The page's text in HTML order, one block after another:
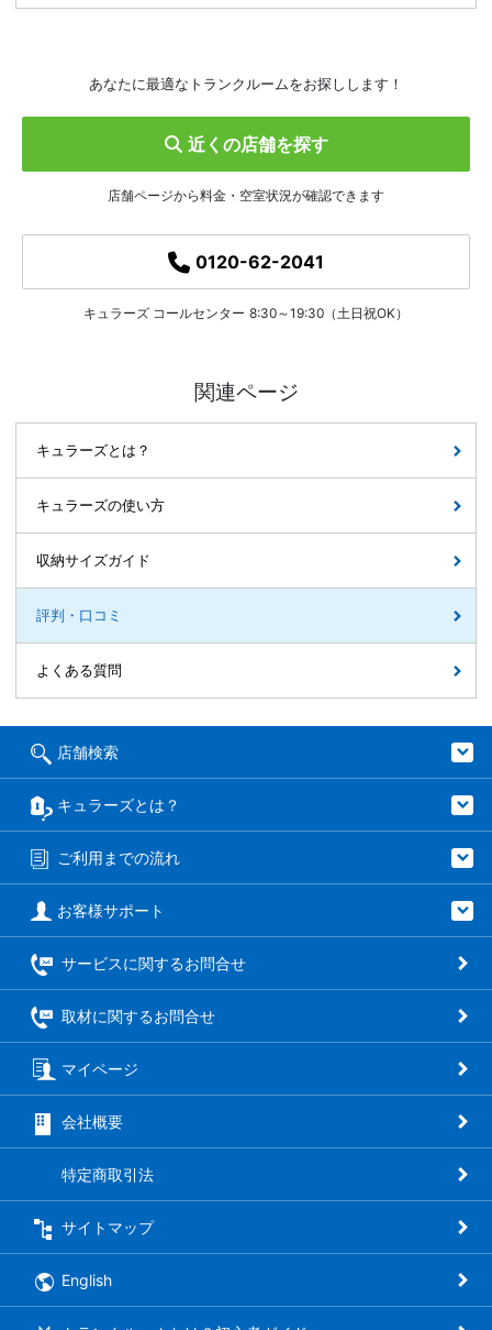
あなたに最適なトランクルームをお探しします！
近くの店舗を探す
店舗ページから料金・空室状況が確認できます
0120-62-2041
キュラーズ コールセンター 8:30～19:30（土日祝OK）
関連ページ
キュラーズとは？
キュラーズの使い方
収納サイズガイド
評判・口コミ
よくある質問
店舗検索
キュラーズとは？
ご利用までの流れ
お客様サポート
サービスに関するお問合せ
取材に関するお問合せ
マイページ
会社概要
特定商取引法
サイトマップ
English